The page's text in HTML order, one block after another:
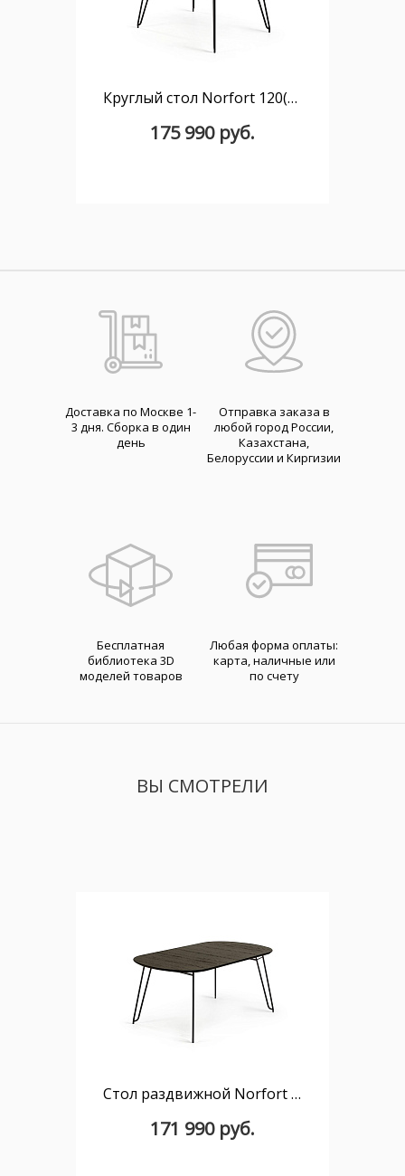
Круглый стол Norfort 120(200) х 120
175 990 руб.
Доставка по Москве 1-
3 дня. Cборка в один
день
Отправка заказа в
любой город России,
Казахстана,
Белоруссии и Киргизии
Бесплатная
библиотека 3D
моделей товаров
Любая форма оплаты:
карта, наличные или
по счету
ВЫ СМОТРЕЛИ
Стол раздвижной Norfort 140(220)х90
171 990 руб.